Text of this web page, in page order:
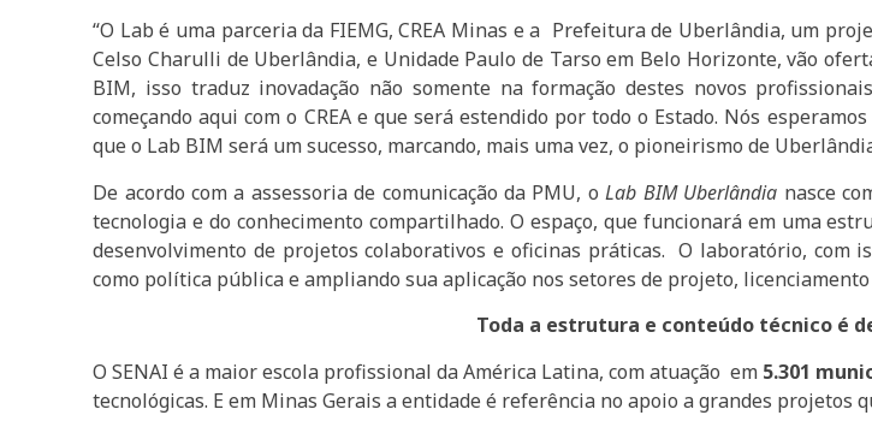
“O Lab é uma parceria da FIEMG, CREA Minas e a Prefeitura de Uberlândia, um
Celso Charulli de Uberlândia, e Unidade Paulo de Tarso em Belo Horizonte, vão
BIM, isso traduz inovadação não somente na formação destes novos
começando aqui com o CREA e que será estendido por todo o Estado. Nós
que o Lab BIM será um sucesso, marcando, mais uma vez, o pioneirismo de
De acordo com a assessoria de comunicação da PMU, o Lab BIM Uberlândia nasce
tecnologia e do conhecimento compartilhado. O espaço, que funcionará em uma
desenvolvimento de projetos colaborativos e oficinas práticas. O laboratório, com
como política pública e ampliando sua aplicação nos setores de projeto,
Toda a estrutura e conteúdo técnico é
O SENAI é a maior escola profissional da América Latina, com atuação em 5.301
tecnológicas. E em Minas Gerais a entidade é referência no apoio a grandes